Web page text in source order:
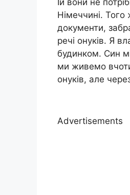
Їй вони не
Німеччині. Того
документи,
речі онуків. Я
будинком. Син
ми живемо
онуків, але
Advertisements